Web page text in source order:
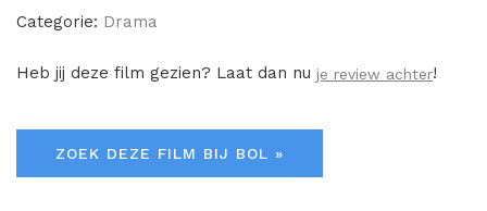
Categorie: Drama
Heb jij deze film gezien? Laat dan nu je review achter!
ZOEK DEZE FILM BIJ BOL »